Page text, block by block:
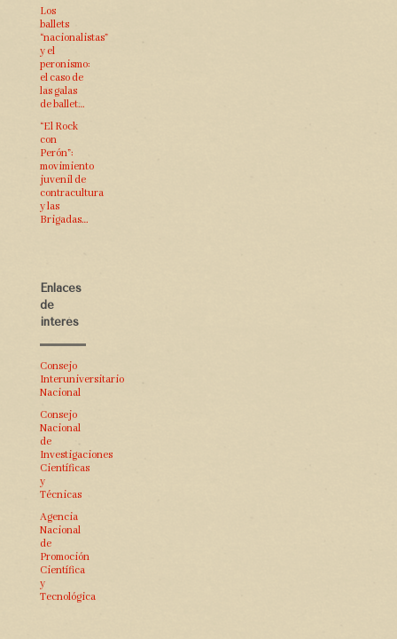
Los
ballets
“nacionalistas”
y el
peronismo:
el caso de
las galas
de ballet…
“El Rock
con
Perón”:
movimiento
juvenil de
contracultura
y las
Brigadas…
Enlaces
de
interés
Consejo
Interuniversitario
Nacional
Consejo
Nacional
de
Investigaciones
Científicas
y
Técnicas
Agencia
Nacional
de
Promoción
Científica
y
Tecnológica